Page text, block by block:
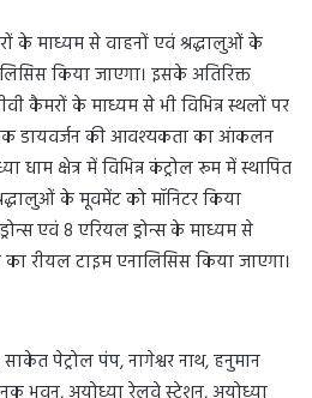
के माध्यम से वाहनों एवं श्रद्धालुओं के
किया जाएगा। इसके अतिरिक्त
कैमरों के माध्यम से भी विभिन्न स्थलों पर
डायवर्जन की आवश्यकता का आंकलन
धाम क्षेत्र में विभिन्न कंट्रोल रूम में स्थापित
के मूवमेंट को मॉनिटर किया
एवं 8 एरियल ड्रोन्स के माध्यम से
का रीयल टाइम एनालिसिस किया जाएगा।
पेट्रोल पंप, नागेश्वर नाथ, हनुमान